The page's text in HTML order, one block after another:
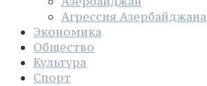
Агрессия Азербайджана
Экономика
Общество
Культура
Спорт